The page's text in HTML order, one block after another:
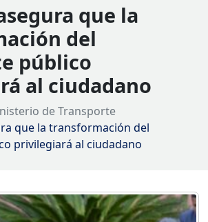
que la
del
público
al ciudadano
de Transporte
que la transformación del
privilegiará al ciudadano